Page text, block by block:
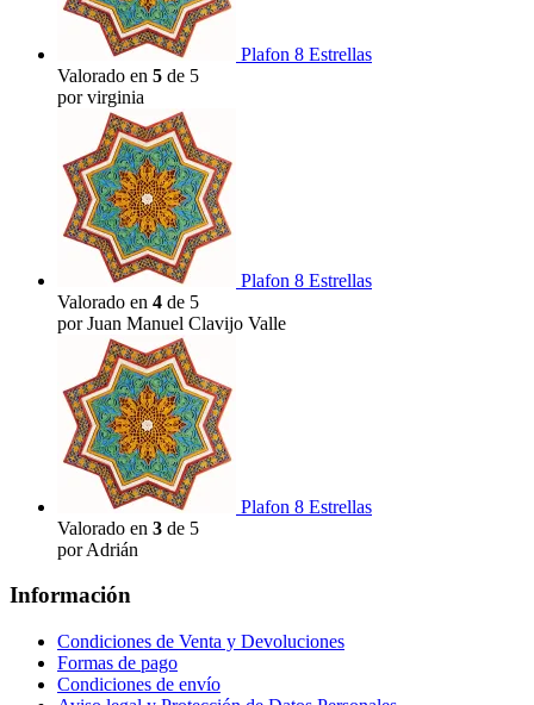
Plafon 8 Estrellas
Valorado en 5 de 5
por virginia
Plafon 8 Estrellas
Valorado en 4 de 5
por Juan Manuel Clavijo Valle
Plafon 8 Estrellas
Valorado en 3 de 5
por Adrián
Información
Condiciones de Venta y Devoluciones
Formas de pago
Condiciones de envío